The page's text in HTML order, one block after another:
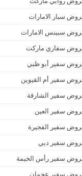
سبار الامارات
سبينس الامارات
سفاري ماركت
سفير أبو ظبي
سفير أم القيوين
سفير الشارقة
سفير العين
سفير الفجيرة
سفير دبي
سفير رأس الخيمة
سفير عجمان